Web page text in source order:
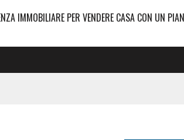
IMMOBILIARE PER VENDERE CASA CON UN